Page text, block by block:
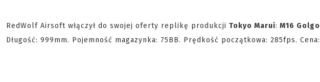
RedWolf Airsoft włączył do swojej oferty replikę produkcji Tokyo Marui: M16
Długość: 999mm. Pojemność magazynka: 75BB. Prędkość początkowa: 285fps. Cena: